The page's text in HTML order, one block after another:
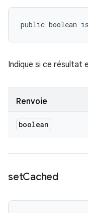
public boolean
Indique si ce résultat
Renvoie
boolean
setCached